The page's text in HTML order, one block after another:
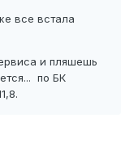
все встала
и пляшешь
по БК